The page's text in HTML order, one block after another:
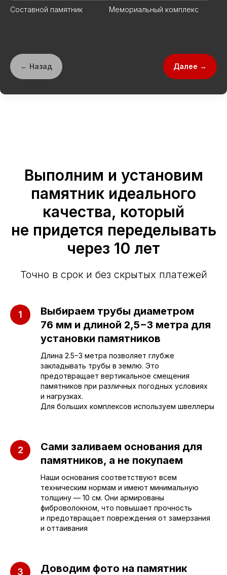
Составной памятник Мемориальный комплекс
← Назад Далее →
Выполним и установим
памятник идеального
качества, который
не придется переделывать
через 10 лет
Точно в срок и без скрытых платежей
Выбираем трубы диаметром
76 мм и длиной 2,5−3 метра для
установки памятников
Длина 2.5−3 метра позволяет глубже
закладывать трубы в землю. Это
предотвращает вертикальное смещения
памятников при различных погодных условиях
и нагрузках.
Для больших комплексов используем швеллеры
Сами заливаем основания для
памятников, а не покупаем
Наши основания соответствуют всем
техническим нормам и имеют минимальную
толщину — 10 см. Они армированы
фиброволокном, что повышает прочность
и предотвращает повреждения от замерзания
и оттаивания
Доводим фото на памятник
Приезжайте к нам
г. Саратов, улица имени Е.И.